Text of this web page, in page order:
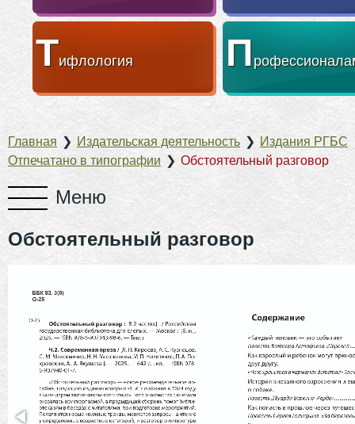
Тифлология П
Главная ❯ Издательская деятельность ❯ Издания РГБС
Отпечатано в типографии ❯ Обстоятельный разговор
Обстоятельный разговор